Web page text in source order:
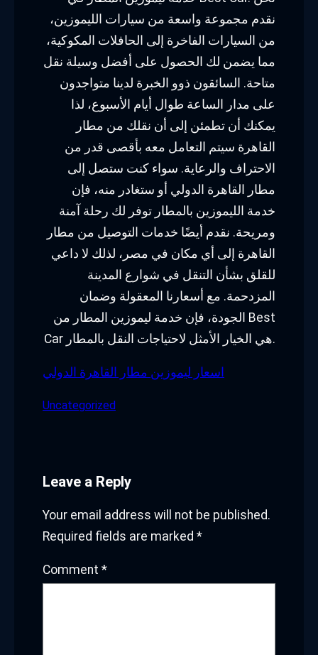
نقدم مجموعة واسعة من سيارات الليموزين،
من السيارات الفاخرة إلى الحافلات المكوكية،
مما يضمن لك الحصول على أفضل وسيلة نقل
متاحة. السائقون ذوو الخبرة لدينا متواجدون
على مدار الساعة طوال أيام الأسبوع، لذا
يمكنك أن تطمئن إلى أن نقلك من مطار
القاهرة سيتم التعامل معه بأقصى قدر من
الاحتراف والرعاية. سواء كنت ستصل إلى
مطار القاهرة الدولي أو ستغادر منه، فإن
خدمة الليموزين بالمطار توفر لك رحلة آمنة
ومريحة. نقدم أيضًا خدمات التوصيل من مطار
القاهرة إلى أي مكان في مصر، لذلك لا داعي
للقلق بشأن التنقل في شوارع المدينة
المزدحمة. مع أسعارنا المعقولة وضمان
الجودة، فإن خدمة ليموزين المطار من Best
Car هي الخيار الأمثل لاحتياجات النقل بالمطار.
اسعار ليموزين مطار القاهرة الدولي
Uncategorized
Leave a Reply
Your email address will not be published.
Required fields are marked *
Comment *